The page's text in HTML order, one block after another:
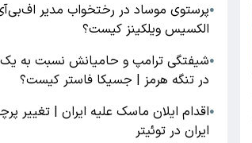
●پرستوی موساد در رختخواب مدیر
الکسیس ویلکینز کیست؟
●شیفتگی ترامپ و حامیانش نسبت به یک
در تنگه هرمز | جسیکا فاستر کیست؟
●اقدام ایلان ماسک علیه ایران | تغییر
ایران در توئیتر